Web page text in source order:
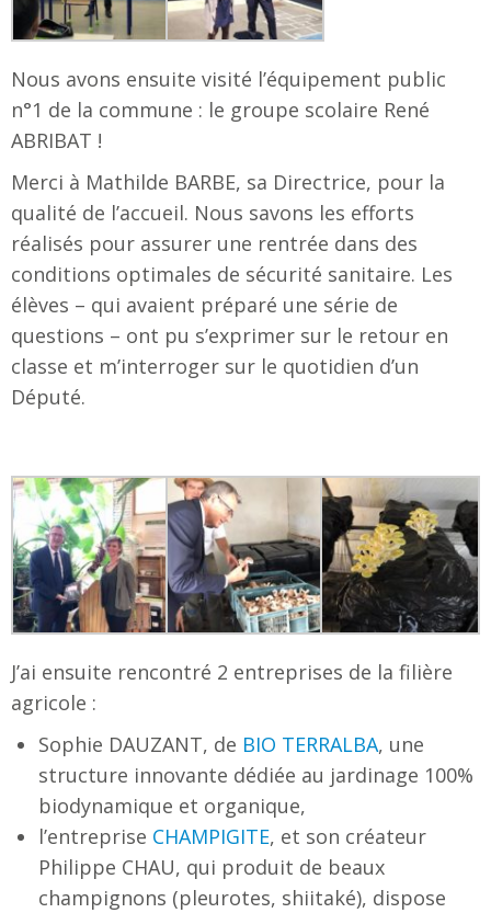
Nous avons ensuite visité l’équipement public
n°1 de la commune : le groupe scolaire René
ABRIBAT !
Merci à Mathilde BARBE, sa Directrice, pour la
qualité de l’accueil. Nous savons les efforts
réalisés pour assurer une rentrée dans des
conditions optimales de sécurité sanitaire. Les
élèves – qui avaient préparé une série de
questions – ont pu s’exprimer sur le retour en
classe et m’interroger sur le quotidien d’un
Député.
J’ai ensuite rencontré 2 entreprises de la filière
agricole :
Sophie DAUZANT, de BIO TERRALBA, une
structure innovante dédiée au jardinage 100%
biodynamique et organique,
l’entreprise CHAMPIGITE, et son créateur
Philippe CHAU, qui produit de beaux
champignons (pleurotes, shiitaké), dispose